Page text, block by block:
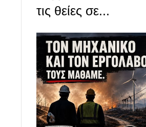
τις θείες σε...